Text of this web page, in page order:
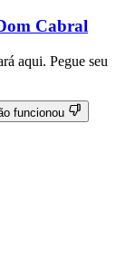
Cabral
aqui. Pegue seu
funcionou